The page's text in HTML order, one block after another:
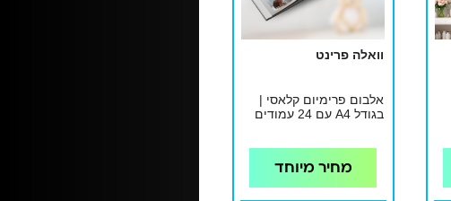
וואלה פרינט
אלבום פרימיום קלאסי |
בגודל A4 עם 24 עמודים
מחיר מיוחד